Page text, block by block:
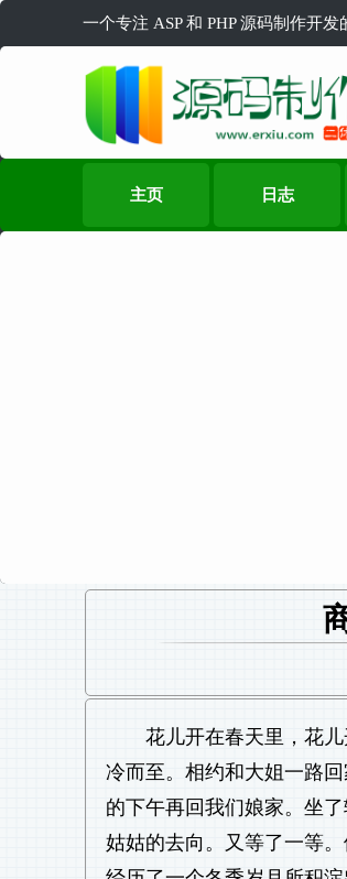
一个专注 ASP 和 PHP 源码制作开
主页 日志
花儿开在春天里，花
冷而至。相约和大姐一路
的下午再回我们娘家。坐
姑姑的去向。又等了一等